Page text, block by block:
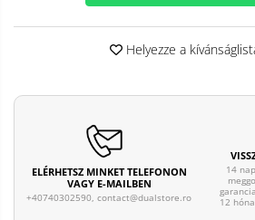
Helyezze a
ELÉRHETSZ MINKET TELEFONON
VAGY E-MAILBEN
+40740302590, contact@dualstore.ro
14
12